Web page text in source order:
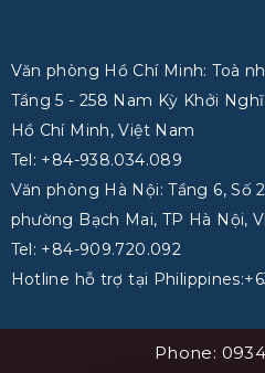
Văn phòng Hồ Chí Minh: Toà
Tầng 5 - 258 Nam Kỳ Khởi
Hồ Chí Minh, Việt Nam
Tel: +84-938.034.089
Văn phòng Hà Nội: Tầng 6, Số
phường Bạch Mai, TP Hà Nội,
Tel: +84-909.720.092
Hotline hỗ trợ tại
Phone: